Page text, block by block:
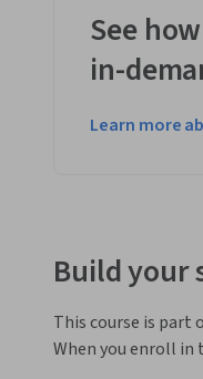
See
in-
Learn more
Build your
This course is part
When you enroll in